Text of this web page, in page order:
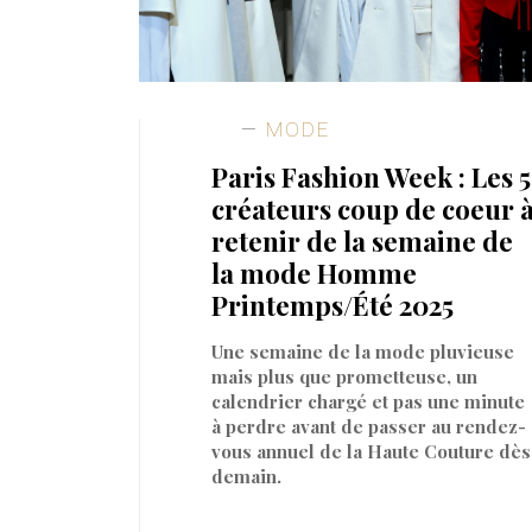
MODE
Paris Fashion Week : Les 5
créateurs coup de coeur
retenir de la semaine de
la mode Homme
Printemps/Été 2025
Une semaine de la mode pluvieuse
mais plus que prometteuse, un
calendrier chargé et pas une minute
à perdre avant de passer au rendez-
vous annuel de la Haute Couture dès
demain.